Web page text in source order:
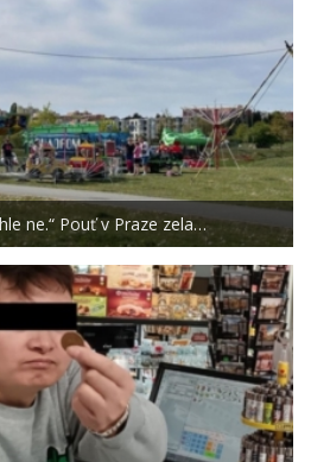
ne.“ Pouť v Praze zela…